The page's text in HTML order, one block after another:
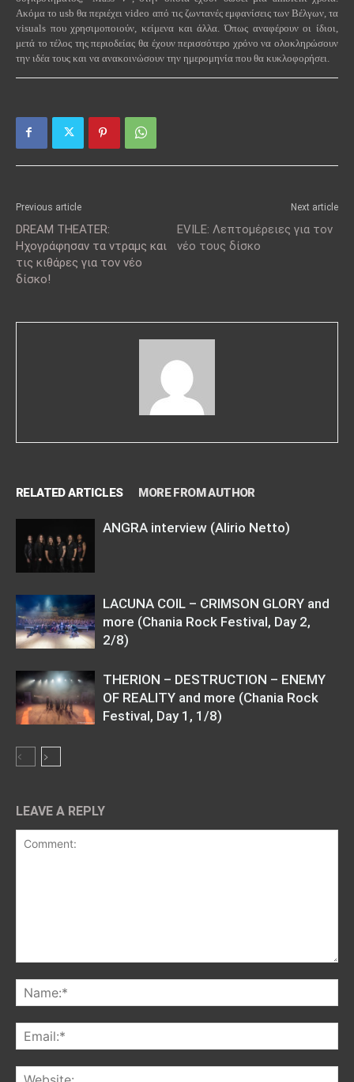
Ακόμα τοusb θα περιέχειvideo από τις ζωντανές εμφανίσεις των Βέλγων, τα
visuals που χρησιμοποιούν, κείμενα και άλλα. Όπως αναφέρουν οι ίδιοι,
μετά το τέλος της περιοδείας θα έχουν περισσότερο χρόνο να ολοκληρώσουν
την ιδέα τους και να ανακοινώσουν την ημερομηνία που θα κυκλοφορήσει.
Previous article
DREAM THEATER:
Ηχογράφησαν τα ντραμς και
τις κιθάρες για τον νέο
δίσκο!
Next article
EVILE: Λεπτομέρειες για τον
νέο τους δίσκο
RELATED ARTICLES MORE FROM AUTHOR
ANGRA interview (Alirio Netto)
LACUNA COIL – CRIMSON GLORY and
more (Chania Rock Festival, Day 2,
2/8)
THERION – DESTRUCTION – ENEMY
OF REALITY and more (Chania Rock
Festival, Day 1, 1/8)
LEAVE A REPLY